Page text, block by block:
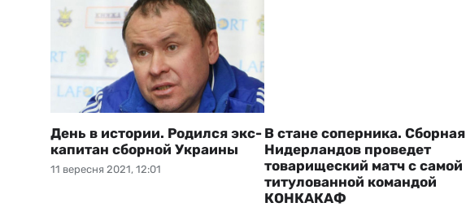
11 вересня 2021, 12:01
День в истории. Родился экс-
капитан сборной Украины
В стане соперника. Сборная
Нидерландов проведет
товарищеский матч с самой
титулованной командой
КОНКАКАФ